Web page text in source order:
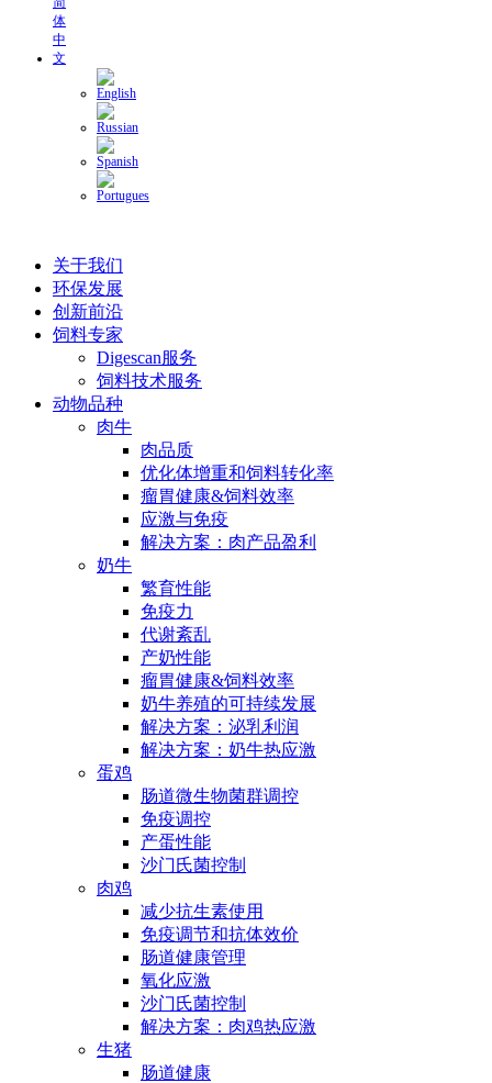
关于我们
环保发展
创新前沿
饲料专家
Digescan服务
饲料技术服务
动物品种
肉牛
肉品质
优化体增重和饲料转化率
瘤胃健康&饲料效率
应激与免疫
解决方案：肉产品盈利
奶牛
繁育性能
免疫力
代谢紊乱
产奶性能
瘤胃健康&饲料效率
奶牛养殖的可持续发展
解决方案：泌乳利润
解决方案：奶牛热应激
蛋鸡
肠道微生物菌群调控
免疫调控
产蛋性能
沙门氏菌控制
肉鸡
减少抗生素使用
免疫调节和抗体效价
肠道健康管理
氧化应激
沙门氏菌控制
解决方案：肉鸡热应激
生猪
肠道健康